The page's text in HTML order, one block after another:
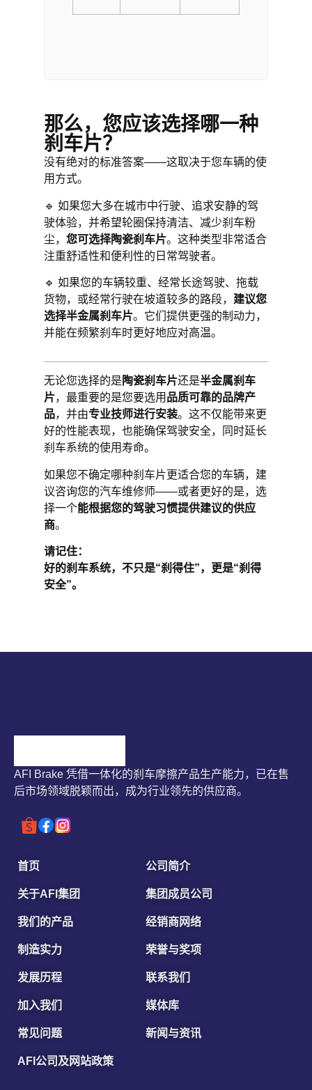
那么，您应该选择哪一种
刹车片？
没有绝对的标准答案——这取决于您车辆的使
用方式。
🔹 如果您大多在城市中行驶、追求安静的驾
驶体验，并希望轮圈保持清洁、减少刹车粉
尘， 您可选择陶瓷刹车片。这种类型非常适合
注重舒适性和便利性的日常驾驶者。
🔹 如果您的车辆较重、经常长途驾驶、拖载
货物，或经常行驶在坡道较多的路段， 建议您
选择半金属刹车片。它们提供更强的制动力，
并能在频繁刹车时更好地应对高温。
无论您选择的是陶瓷刹车片还是半金属刹车
片，最重要的是您要选用 品质可靠的品牌产
品，并由专业技师进行安装。这不仅能带来更
好的性能表现，也能确保驾驶安全，同时延长
刹车系统的使用寿命。
如果您不确定哪种刹车片更适合您的车辆，建
议咨询您的汽车维修师——或者更好的是，选
择一个能根据您的驾驶习惯提供建议的供应
商。
请记住：
好的刹车系统，不只是“刹得住”，更是“刹得
安全”。
AFI Brake 凭借一体化的刹车摩擦产品生产能力，已在售
后市场领域脱颖而出，成为行业领先的供应商。
首页 公司简介
关于AFI集团 集团成员公司
我们的产品 经销商网络
制造实力 荣誉与奖项
发展历程 联系我们
加入我们 媒体库
常见问题 新闻与资讯
AFI公司及网站政策